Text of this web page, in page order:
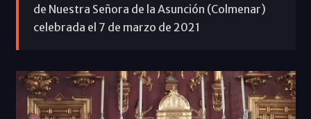
de Nuestra Señora de la Asunción (Colmenar)
celebrada el 7 de marzo de 2021